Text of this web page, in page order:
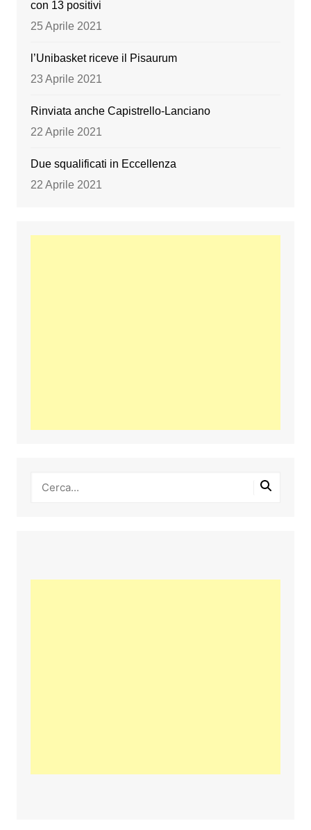
con 13 positivi
25 Aprile 2021
l’Unibasket riceve il Pisaurum
23 Aprile 2021
Rinviata anche Capistrello-Lanciano
22 Aprile 2021
Due squalificati in Eccellenza
22 Aprile 2021